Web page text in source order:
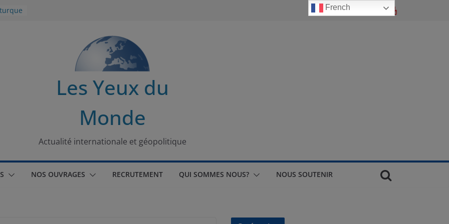
Les Yeux du
Monde
Actualité internationale et géopolitique
NOS OUVRAGES RECRUTEMENT QUI SOMMES NOUS? NOUS SOUTENIR
French